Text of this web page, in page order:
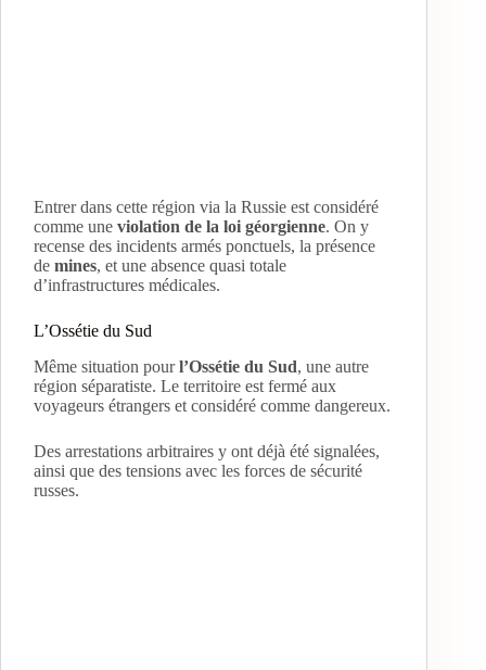
Entrer dans cette région via la Russie est considéré
comme une violation de la loi géorgienne. On y
recense des incidents armés ponctuels, la présence
de mines, et une absence quasi totale
d’infrastructures médicales.
L’Ossétie du Sud
Même situation pourl’Ossétie du Sud, une autre
région séparatiste. Le territoire est fermé aux
voyageurs étrangers et considéré comme dangereux.
Des arrestations arbitraires y ont déjà été signalées,
ainsi que des tensions avec les forces de sécurité
russes.